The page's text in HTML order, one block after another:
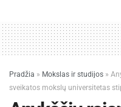
Pradžia » Mokslas ir studijos »
sveikatos mokslų universitetas